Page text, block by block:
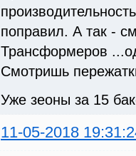
поправил. А так -
Трансформеров
Смотришь
Уже зеоны за 15
11-05-2018